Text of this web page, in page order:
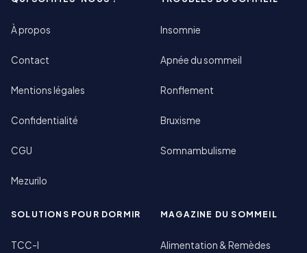
À propos
Contact
Mentions légales
Confidentialité
CGU
Mezurilo
Insomnie
Apnée du sommeil
Ronflement
Bruxisme
Somnambulisme
SOLUTIONS POUR DORMIR
TCC-I
MAGAZINE DU SOMMEIL
Alimentation & Remèdes